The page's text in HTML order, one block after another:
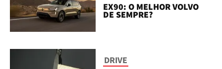
EX90: O MELHOR VOLVO
DE SEMPRE?
DRIVE